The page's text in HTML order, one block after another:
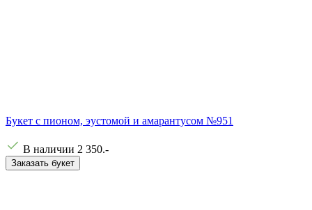
Букет с пионом, эустомой и амарантусом №951
В наличии 2 350.-
Заказать букет